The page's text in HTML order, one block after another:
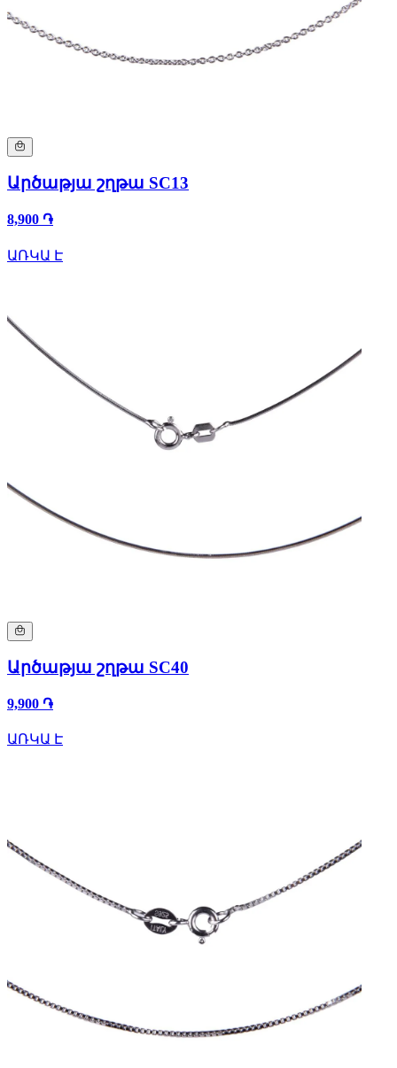
Արծաթյա շղթա SC13
8,900 ֏
ԱՌԿԱ Է
Արծաթյա շղթա SC40
9,900 ֏
ԱՌԿԱ Է